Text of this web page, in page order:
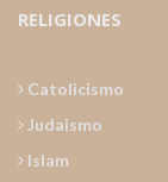
RELIGIONES
Catolicismo
Judaismo
Islam